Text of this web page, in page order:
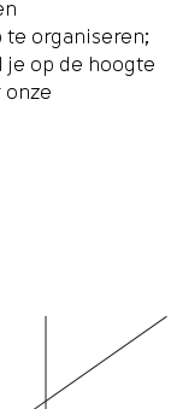
organiseren;
je op de hoogte
onze